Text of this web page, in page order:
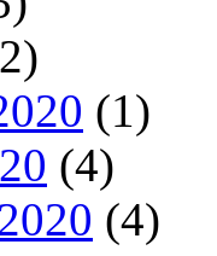
(1)
(4)
(4)